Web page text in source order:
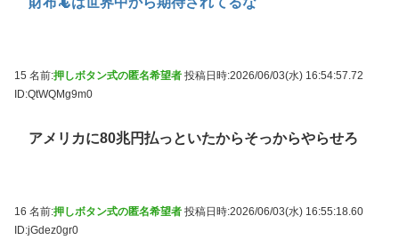
15 名前:押しボタン式の匿名希望者 投稿日時:2026/06/03(水) 16:54:57.72
ID:QtWQMg9m0
アメリカに80兆円払っといたからそっからやらせろ
16 名前:押しボタン式の匿名希望者 投稿日時:2026/06/03(水) 16:55:18.60
ID:jGdez0gr0